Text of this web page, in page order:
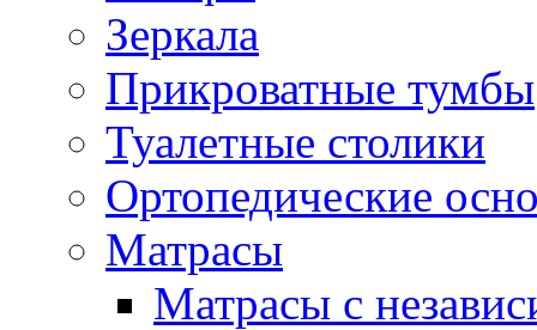
Зеркала
Прикроватные тумбы
Туалетные столики
Ортопедические
Матрасы
Матрасы с